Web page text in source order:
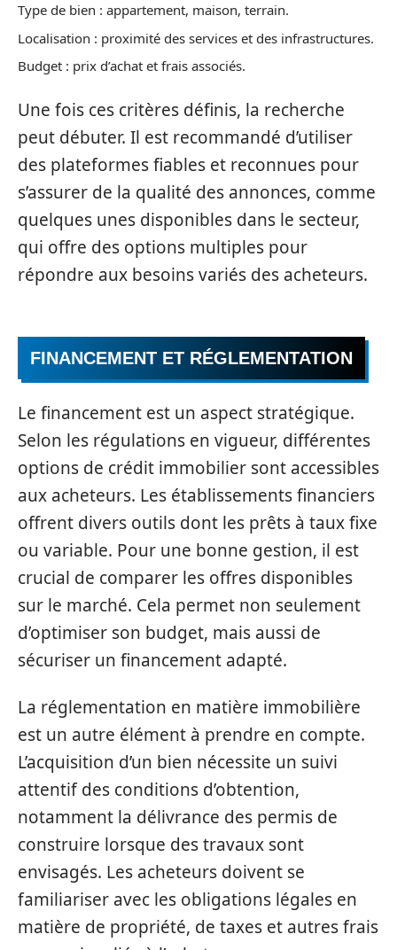
Type de bien : appartement, maison, terrain.
Localisation : proximité des services et des infrastructures.
Budget : prix d’achat et frais associés.
Une fois ces critères définis, la recherche
peut débuter. Il est recommandé d’utiliser
des plateformes fiables et reconnues pour
s’assurer de la qualité des annonces, comme
quelques unes disponibles dans le secteur,
qui offre des options multiples pour
répondre aux besoins variés des acheteurs.
FINANCEMENT ET RÉGLEMENTATION
Le financement est un aspect stratégique.
Selon les régulations en vigueur, différentes
options de crédit immobilier sont accessibles
aux acheteurs. Les établissements financiers
offrent divers outils dont les prêts à taux fixe
ou variable. Pour une bonne gestion, il est
crucial de comparer les offres disponibles
sur le marché. Cela permet non seulement
d’optimiser son budget, mais aussi de
sécuriser un financement adapté.
La réglementation en matière immobilière
est un autre élément à prendre en compte.
L’acquisition d’un bien nécessite un suivi
attentif des conditions d’obtention,
notamment la délivrance des permis de
construire lorsque des travaux sont
envisagés. Les acheteurs doivent se
familiariser avec les obligations légales en
matière de propriété, de taxes et autres frais